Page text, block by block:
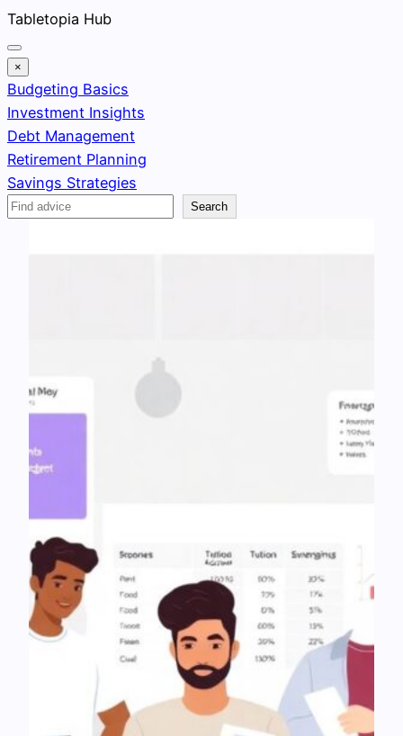
Skip
to
content
Tabletopia Hub
×
Budgeting Basics
Investment Insights
Debt Management
Retirement Planning
Savings Strategies
Search
Search